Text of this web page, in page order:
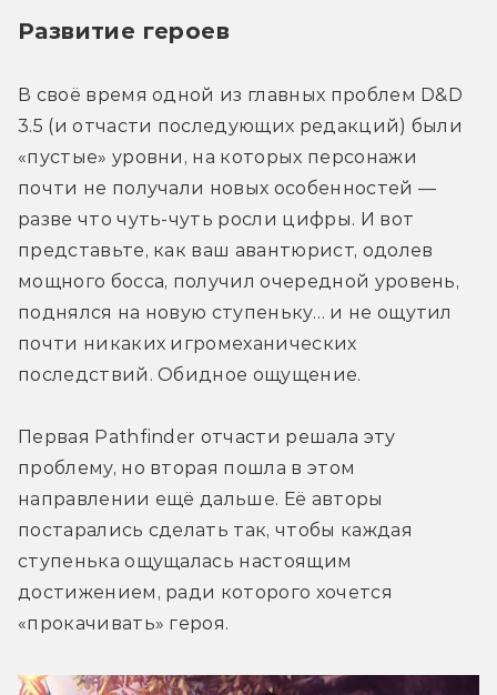
Развитие героев
В своё время одной из главных проблем D&D
3.5 (и отчасти последующих редакций) были
«пустые» уровни, на которых персонажи
почти не получали новых особенностей —
разве что чуть-чуть росли цифры. И вот
представьте, как ваш авантюрист, одолев
мощного босса, получил очередной уровень,
поднялся на новую ступеньку… и не ощутил
почти никаких игромеханических
последствий. Обидное ощущение.
Первая Pathfinder отчасти решала эту
проблему, но вторая пошла в этом
направлении ещё дальше. Её авторы
постарались сделать так, чтобы каждая
ступенька ощущалась настоящим
достижением, ради которого хочется
«прокачивать» героя.